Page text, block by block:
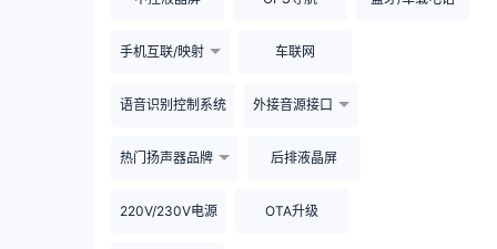
手机互联/映射 车联网
语音识别控制系统 外接音源接口
热门扬声器品牌 后排液晶屏
220V/230V电源 OTA升级